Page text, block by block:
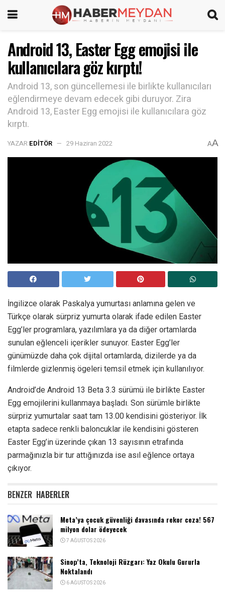
Android 13, Easter Egg emojisi ile
kullanıcılara göz kırptı!
Android 13, son güncellemesi ile birlikte kullanıcıları
eğlendirmeye devam edecek gibi duruyor. Zira
Android 13, Easter Egg emojisi ile kullanıcılara göz
kırptı.
YAZAR EDITÖR 29 Haziran 2022 AA
İngilizce olarak Paskalya yumurtası anlamına gelen ve
Türkçe olarak sürpriz yumurta olarak ifade edilen Easter
Egg’ler programlara, yazılımlara ya da diğer ortamlarda
sunulan eğlenceli içerikler sunuyor. Easter Egg’ler
günümüzde daha çok dijital ortamlarda, dizilerde ya da
filmlerde gizlenmiş ögeleri temsil etmek için kullanılıyor.
Android’de Android 13 Beta 3.3 sürümü ile birlikte Easter
Egg emojilerini kullanmaya başladı. Son sürümle birlikte
sürpriz yumurtalar saat tam 13.00 kendisini gösteriyor. İlk
etapta sadece renkli baloncuklar ile kendisini gösteren
Easter Egg’in üzerinde çıkan 13 sayısının etrafında
parmağınızla bir tur attığınızda ise asıl eğlence ortaya
çıkıyor.
BENZER HABERLER
Meta’ya çocuk güvenliği davasında rekor ceza! 567
milyon dolar ödeyecek
7 AĞUSTOS 2026
Sinop’ta, Teknoloji Rüzgarı: Yaz Okulu Gururla
Noktalandı
6 AĞUSTOS 2026